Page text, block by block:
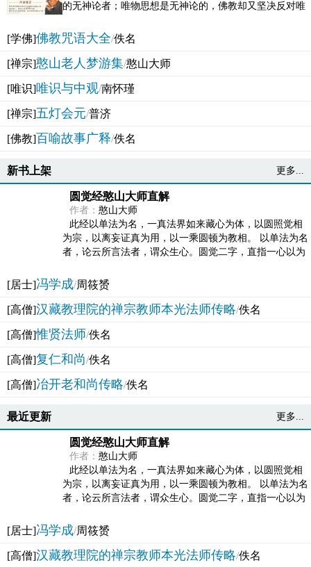
的无神论者；唯物思想是无神论的，佛教却又坚决反对唯
[学佛]佛教咒语大全/佚名
[禅宗]憨山老人梦游集/憨山大师
[唯识]唯识与中观/南怀瑾
[禅宗]五灯会元/普济
[佛教]百喻故事广释/佚名
新书上架 更多...
圆觉经憨山大师直解
作者： 憨山大师
此经以单法为名，一真法界如来藏心为体，以圆照觉相
为宗，以离妄证真为用，以一乘圆顿为教相。 以单法为名
者，论云所言法者，谓众生心。圆觉二字，直指一心以为
[居士]冯学成/周筱赟
[高僧]汉藏教理院的禅宗教师本光法师传略/佚名
[高僧]惟贤法师/佚名
[高僧]复仁和尚/佚名
[高僧]冶开老和尚传略/佚名
最近更新 更多...
圆觉经憨山大师直解
作者： 憨山大师
此经以单法为名，一真法界如来藏心为体，以圆照觉相
为宗，以离妄证真为用，以一乘圆顿为教相。 以单法为名
者，论云所言法者，谓众生心。圆觉二字，直指一心以为
[居士]冯学成/周筱赟
[高僧]汉藏教理院的禅宗教师本光法师传略/佚名